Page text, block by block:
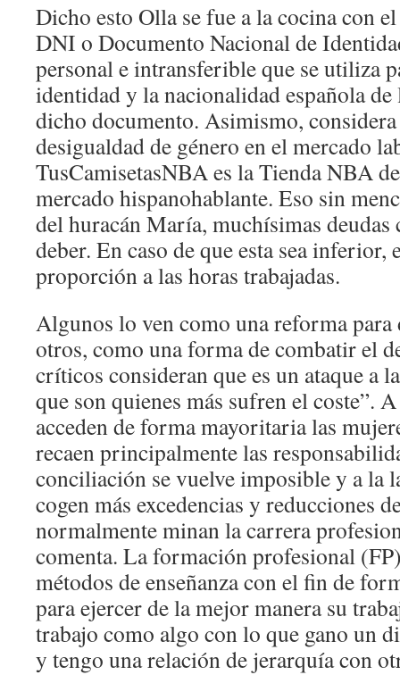
Dicho esto Olla se fue a la cocina con
DNI o Documento Nacional de
personal e intransferible que se utiliza
identidad y la nacionalidad española
dicho documento. Asimismo,
desigualdad de género en el mercado
TusCamisetasNBA es la Tienda NBA
mercado hispanohablante. Eso sin
del huracán María, muchísimas deudas
deber. En caso de que esta sea inferior,
proporción a las horas trabajadas.
Algunos lo ven como una reforma
otros, como una forma de combatir el
críticos consideran que es un ataque a
que son quienes más sufren el coste”.
acceden de forma mayoritaria las
recaen principalmente las
conciliación se vuelve imposible y a la
cogen más excedencias y reducciones
normalmente minan la carrera
comenta. La formación profesional
métodos de enseñanza con el fin de
para ejercer de la mejor manera su
trabajo como algo con lo que gano un
y tengo una relación de jerarquía con